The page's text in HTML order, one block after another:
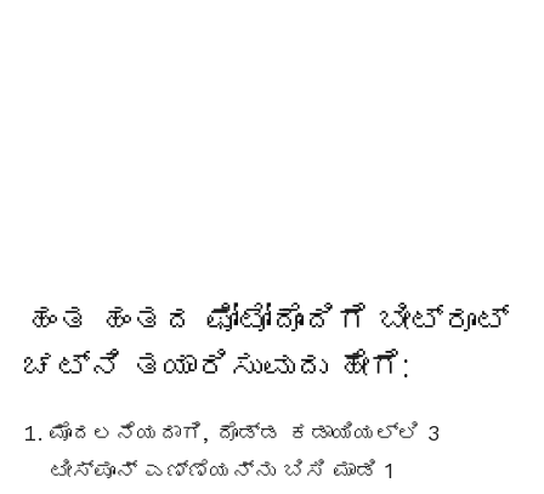
ಹಂತ ಹಂತದ ಫೋಟೋದೊಂದಿಗೆ ಬೀಟ್ರೂಟ್
ಚಟ್ನಿ ತಯಾರಿಸುವುದು ಹೇಗೆ:
ಮೊದಲನೆಯದಾಗಿ, ದೊಡ್ಡ ಕಡಾಯಿಯಲ್ಲಿ 3
ಟೀಸ್ಪೂನ್ ಎಣ್ಣೆಯನ್ನು ಬಿಸಿ ಮಾಡಿ 1